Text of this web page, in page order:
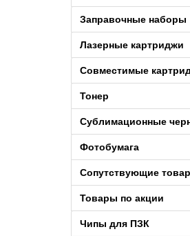
Заправочные наборы
Лазерные картриджи
Совместимые
Тонер
Сублимационные
Фотобумага
Сопутствующие
Товары по акции
Чипы для ПЗК